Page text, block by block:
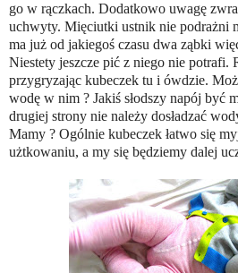
go w rączkach. Dodatkowo uwagę
uchwyty. Mięciutki ustnik nie podrażni
ma już od jakiegoś czasu dwa ząbki
Niestety jeszcze pić z niego nie potrafi.
przygryzając kubeczek tu i ówdzie.
wodę w nim ? Jakiś słodszy napój być
drugiej strony nie należy dosładzać
Mamy ? Ogólnie kubeczek łatwo się
użtkowaniu, a my się będziemy dalej